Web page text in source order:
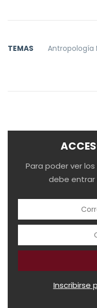
TEMAS Antropología
Para poder ver
debe entrar
Inscribirse